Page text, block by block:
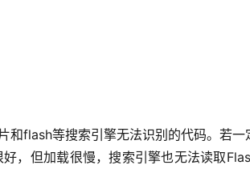
和flash等搜索引擎无法识别的代码。若一
，但加载很慢，搜索引擎也无法读取